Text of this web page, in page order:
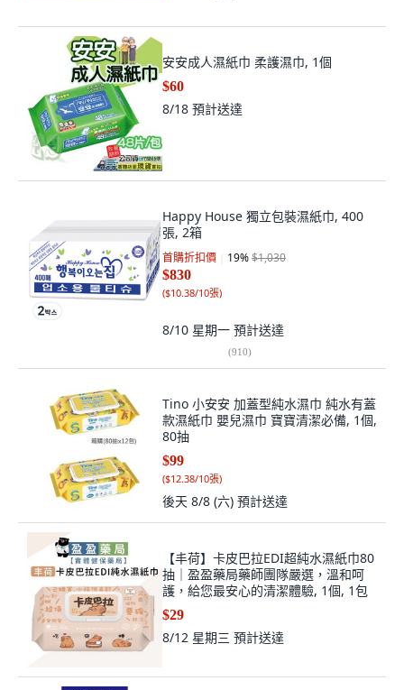
安安成人濕紙巾 柔護濕巾, 1個
$60
8/18 預計送達
Happy House 獨立包裝濕紙巾, 400
張, 2箱
首購折扣價 19%$1,030
$830
($10.38/10張)
8/10 星期一 預計送達
(910)
Tino 小安安 加蓋型純水濕巾 純水有蓋
款濕紙巾 嬰兒濕巾 寶寶清潔必備, 1個,
80抽
$99
($12.38/10張)
後天 8/8 (六) 預計送達
【丰荷】卡皮巴拉EDI超純水濕紙巾80
抽｜盈盈藥局藥師團隊嚴選，溫和呵
護，給您最安心的清潔體驗, 1個, 1包
$29
8/12 星期三 預計送達